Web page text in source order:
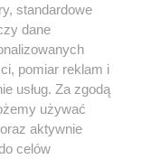
konkursów
"Hej
Jest piątek!"
standardowe
dane
pomiar reklam i
usług. Za zgodą
używać
aktywnie
celów